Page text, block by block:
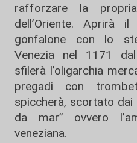
rafforzare la
dell’Oriente. Aprirà
gonfalone con lo
Venezia nel 1171
sfilerà l’oligarchia
pregadi con
spiccherà, scortato dai
da mar” ovvero
veneziana.